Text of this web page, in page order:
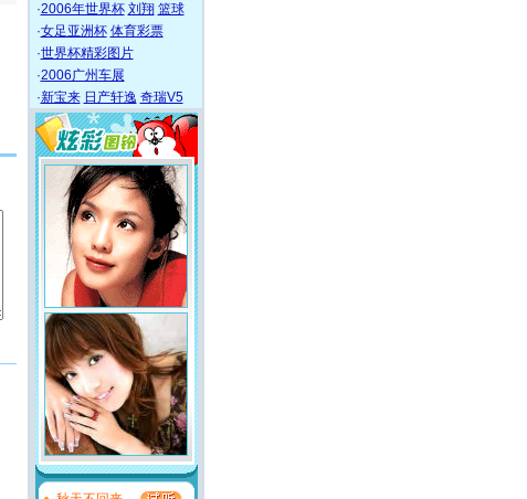
·2006年世界杯 刘翔 篮球
·女足亚洲杯 体育彩票
·世界杯精彩图片
·2006广州车展
·新宝来 日产轩逸 奇瑞V5